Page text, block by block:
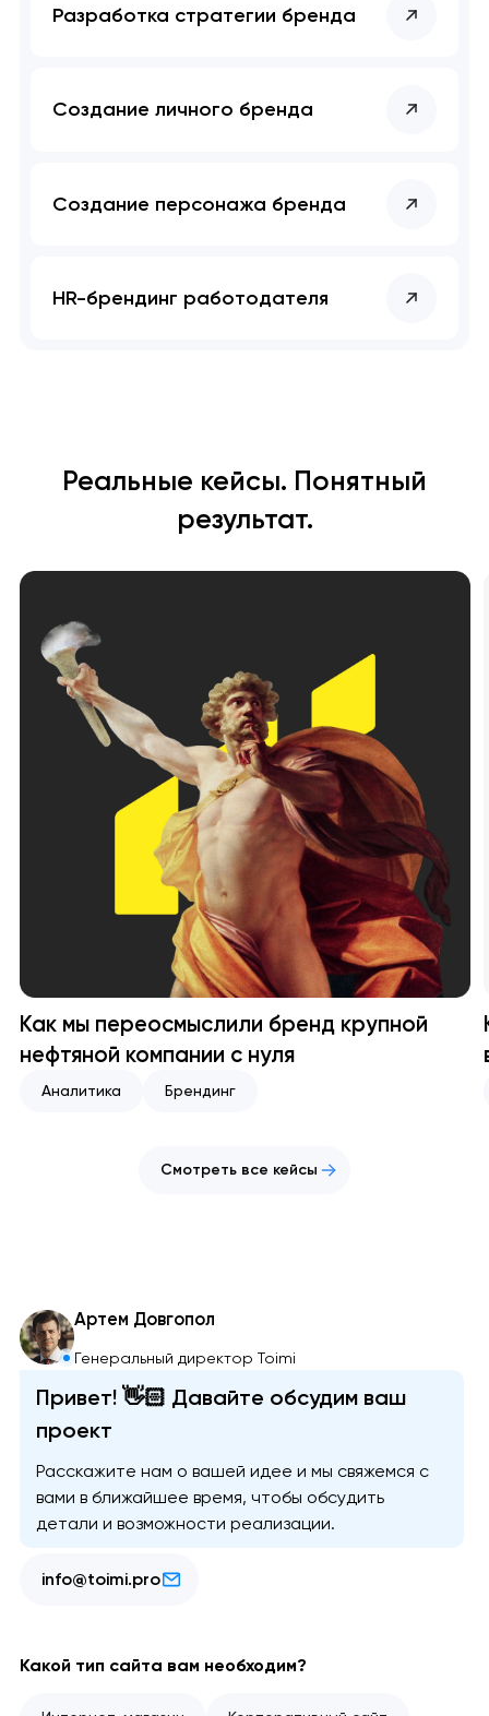
Разработка стратегии бренда
Создание личного бренда
Создание персонажа бренда
HR-брендинг работодателя
Реальные кейсы. Понятный
результат.
Как мы переосмыслили бренд крупной
нефтяной компании с нуля
Аналитика Брендинг
Смотреть все кейсы
Артем Довгопол
Генеральный директор Toimi
Привет! 👋🏻 Давайте обсудим ваш
проект
Расскажите нам о вашей идее и мы свяжемся с
вами в ближайшее время, чтобы обсудить
детали и возможности реализации.
info@toimi.pro
Какой тип сайта вам необходим?